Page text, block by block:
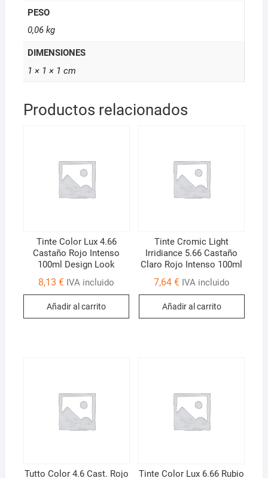
PESO
0,06 kg
DIMENSIONES
1 × 1 × 1 cm
Productos relacionados
Tinte Color Lux 4.66
Castaño Rojo Intenso
100ml Design Look
8,13€ IVA incluido
Añadir al carrito
Tinte Cromic Light
Irridiance 5.66 Castaño
Claro Rojo Intenso 100ml
7,64 € IVA incluido
Añadir al carrito
Tutto Color 4.6 Cast. Rojo Tinte Color Lux 6.66 Rubio